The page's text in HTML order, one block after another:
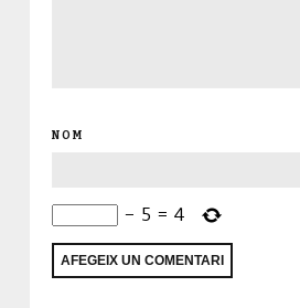
NOM
− 5 = 4